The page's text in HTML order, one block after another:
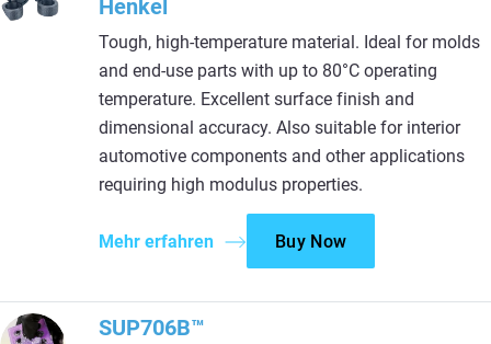
Henkel
Tough, high-temperature material. Ideal for molds
and end-use parts with up to 80°C operating
temperature. Excellent surface finish and
dimensional accuracy. Also suitable for interior
automotive components and other applications
requiring high modulus properties.
Mehr erfahren Buy Now
SUP706B™